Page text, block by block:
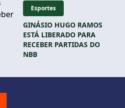
Esportes
GINÁSIO HUGO RAMOS
ESTÁ LIBERADO PARA
RECEBER PARTIDAS DO
NBB